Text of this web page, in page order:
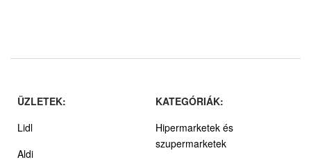
ÜZLETEK:
Lidl
Aldi
KATEGÓRIÁK:
Hipermarketek és
szupermarketek